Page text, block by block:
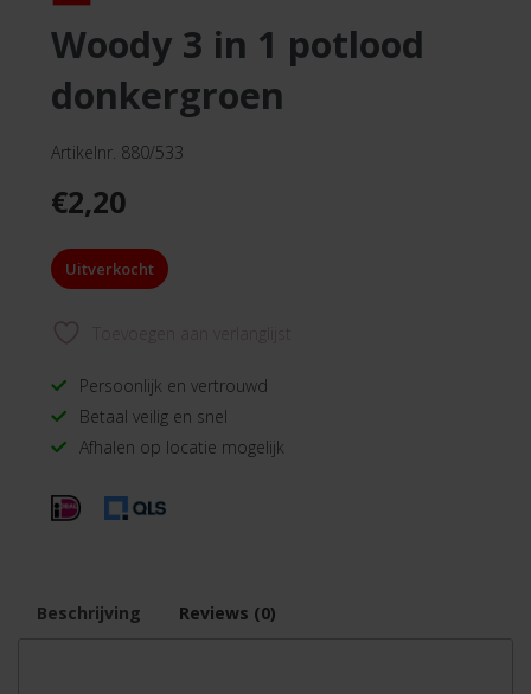
woody 3 in 1 potlood
donkergroen
Artikelnr. 880/533
€2,20
Uitverkocht
Persoonlijk en vertrouwd
Betaal veilig en snel
Afhalen op locatie mogelijk
Beschrijving Reviews (0)